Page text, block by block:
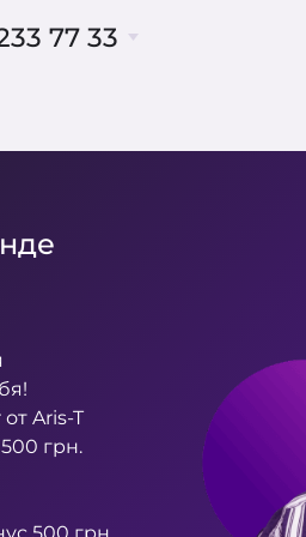
77 33
00 47
Aris-T
грн.
500 грн.